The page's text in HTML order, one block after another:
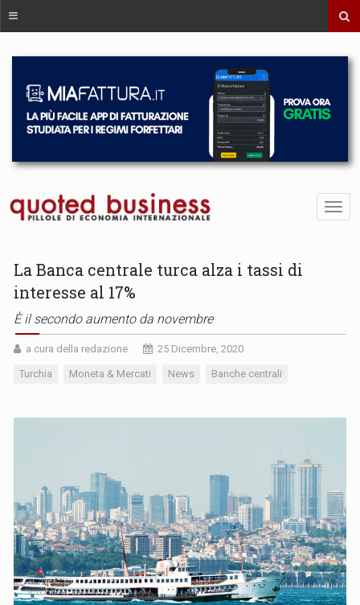
La Banca centrale turca alza i tassi di
interesse al 17%
È il secondo aumento da novembre
a cura della redazione 25 Dicembre, 2020
Turchia Moneta & Mercati News Banche centrali